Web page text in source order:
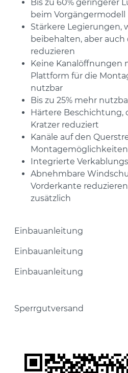
Bis zu 60% geringerer
beim Vorgängermodell
Stärkere Legierungen,
beibehalten, aber auch
reduzieren
Keine Kanalöffnungen
Plattform für die
nutzbar
Bis zu 25% mehr
Härtere Beschichtung,
Kratzer reduziert
Kanäle auf den
Montagemöglichkeiten
Integrierte
Abnehmbare
Vorderkante
zusätzlich
Einbauanleitung
Einbauanleitung
Einbauanleitung
Sperrgutversand